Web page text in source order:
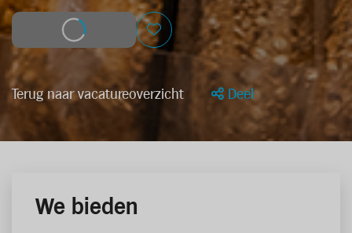
Solliciteer
Terug naar vacatureoverzicht Deel
We bieden